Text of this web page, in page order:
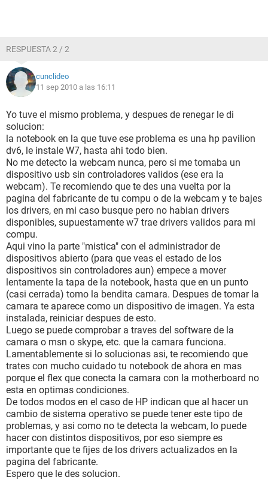
RESPUESTA 2 / 2
cunclideo
11 sep 2010 a las 16:11
Yo tuve el mismo problema, y despues de renegar le di
solucion:
la notebook en la que tuve ese problema es una hp pavilion
dv6, le instale W7, hasta ahi todo bien.
No me detecto la webcam nunca, pero si me tomaba un
dispositivo usb sin controladores validos (ese era la
webcam). Te recomiendo que te des una vuelta por la
pagina del fabricante de tu compu o de la webcam y te bajes
los drivers, en mi caso busque pero no habian drivers
disponibles, supuestamente w7 trae drivers validos para mi
compu.
Aqui vino la parte "mistica" con el administrador de
dispositivos abierto (para que veas el estado de los
dispositivos sin controladores aun) empece a mover
lentamente la tapa de la notebook, hasta que en un punto
(casi cerrada) tomo la bendita camara. Despues de tomar la
camara te aparece como un dispositivo de imagen. Ya esta
instalada, reiniciar despues de esto.
Luego se puede comprobar a traves del software de la
camara o msn o skype, etc. que la camara funciona.
Lamentablemente si lo solucionas asi, te recomiendo que
trates con mucho cuidado tu notebook de ahora en mas
porque el flex que conecta la camara con la motherboard no
esta en optimas condiciones.
De todos modos en el caso de HP indican que al hacer un
cambio de sistema operativo se puede tener este tipo de
problemas, y asi como no te detecta la webcam, lo puede
hacer con distintos dispositivos, por eso siempre es
importante que te fijes de los drivers actualizados en la
pagina del fabricante.
Espero que le des solucion.